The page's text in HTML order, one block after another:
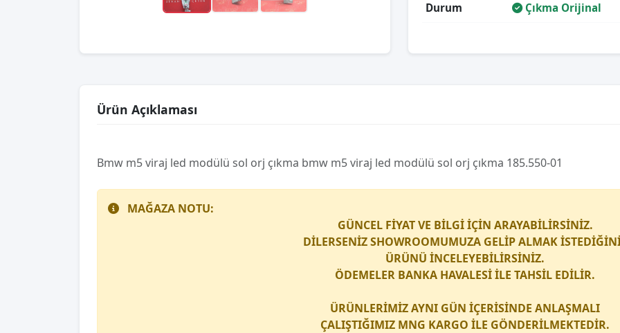
Durum Çıkma Orijinal
Ürün Açıklaması
Bmw m5 vi̇raj led modülü sol orj çıkma bmw m5 vi̇raj led modülü sol orj çıkma 185.550-01
MAĞAZA NOTU:
GÜNCEL FİYAT VE BİLGİ İÇİN ARAYABİLİRSİNİZ.
DİLERSENİZ SHOWROOMUMUZA GELİP ALMAK
ÜRÜNÜ İNCELEYEBİLİRSİNİZ.
ÖDEMELER BANKA HAVALESİ İLE TAHSİL EDİLİR.
ÜRÜNLERİMİZ AYNI GÜN İÇERİSİNDE ANLAŞMALI
ÇALIŞTIĞIMIZ MNG KARGO İLE GÖNDERİLMEKTEDİR.